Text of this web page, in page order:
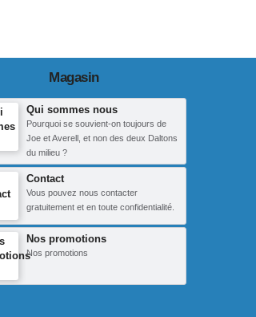
Magasin
Qui sommes nous
Pourquoi se souvient-on toujours de
Joe et Averell, et non des deux Daltons
du milieu ?
Contact
Vous pouvez nous contacter
gratuitement et en toute confidentialité.
Nos promotions
Nos promotions